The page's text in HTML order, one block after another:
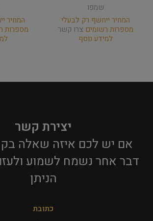
שמפו
המחיר ייחשף רק לבעלי
מספרות רשומים צרו קשר
למידע נוסף
המחיר
מספרות
יצירת קשר
אם יש לכם איזה שאלה
דבר אחר נשמח לשמוע
הניתן​
כתובת